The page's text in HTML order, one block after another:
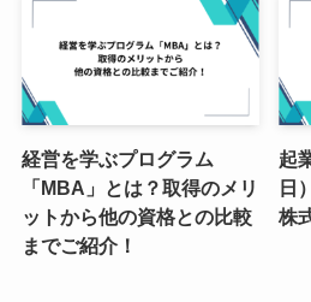
経営を学ぶプログラム
「MBA」とは？取得のメリ
ットから他の資格との比較
までご紹介！
起
日
株